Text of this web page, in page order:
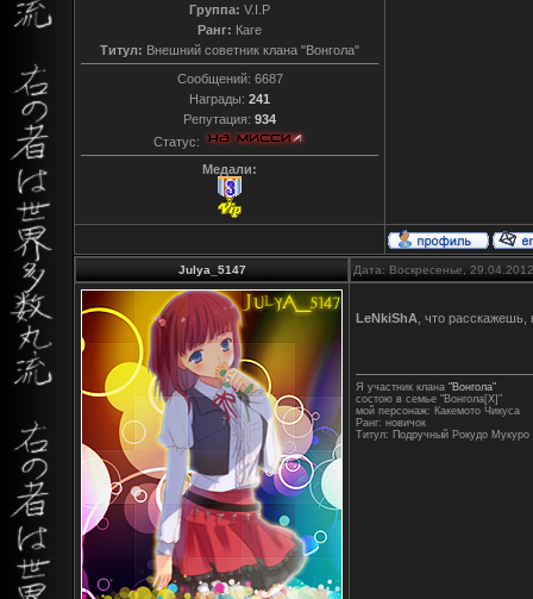
Группа: V.I.P
Ранг: Каге
Титул: Внешний советник клана "Вонгола"
Сообщений: 6687
Награды: 241
Репутация: 934
Статус:
Медали:
Julya_5147 Дата: Воскресенье,
LeNkiShA , что
Я участник клана "Вонгола"
состою в семье "Вонгола[X]"
мой персонаж: Какемото Чикуса
Ранг: новичок
Титул: Подручный Рокудо Мукуро